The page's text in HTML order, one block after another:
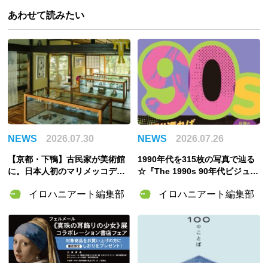
あわせて読みたい
NEWS 2026.07.30
【京都・下鴨】古民家が美術館
に。日本人初のマリメッコデザ
どる「WAKISAKA KATSUJI /S
イロハニアート編集部
NEWS 2026.07.26
1990年代を315枚の写真で辿る
☆『The 1990s 90年代ビジュア
刊行
イロハニアート編集部